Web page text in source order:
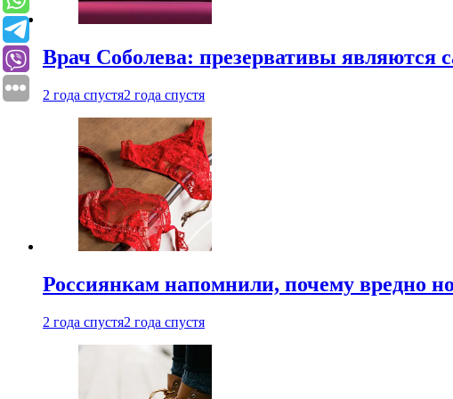
Врач Соболева: презервативы
2 года спустя2 года спустя
Россиянкам напомнили, почему вредно
2 года спустя2 года спустя